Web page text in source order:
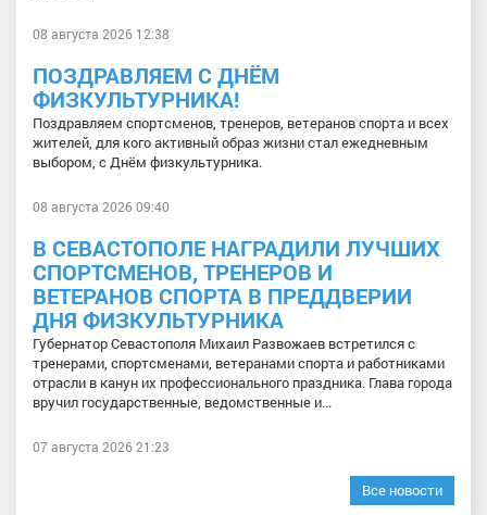
08 августа 2026 12:38
ПОЗДРАВЛЯЕМ С ДНЁМ
ФИЗКУЛЬТУРНИКА!
Поздравляем спортсменов, тренеров, ветеранов спорта и всех
жителей, для кого активный образ жизни стал ежедневным
выбором, с Днём физкультурника.
08 августа 2026 09:40
В СЕВАСТОПОЛЕ НАГРАДИЛИ ЛУЧШИХ
СПОРТСМЕНОВ, ТРЕНЕРОВ И
ВЕТЕРАНОВ СПОРТА В ПРЕДДВЕРИИ
ДНЯ ФИЗКУЛЬТУРНИКА
Губернатор Севастополя Михаил Развожаев встретился с
тренерами, спортсменами, ветеранами спорта и работниками
отрасли в канун их профессионального праздника. Глава города
вручил государственные, ведомственные и...
07 августа 2026 21:23
Все новости